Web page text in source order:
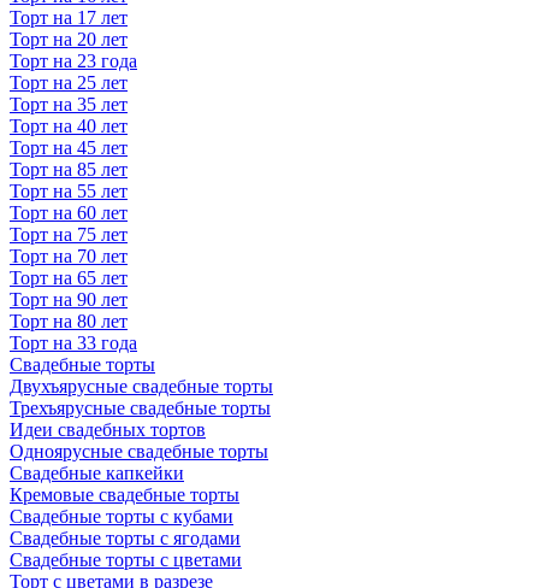
Торт на 17 лет
Торт на 20 лет
Торт на 23 года
Торт на 25 лет
Торт на 35 лет
Торт на 40 лет
Торт на 45 лет
Торт на 85 лет
Торт на 55 лет
Торт на 60 лет
Торт на 75 лет
Торт на 70 лет
Торт на 65 лет
Торт на 90 лет
Торт на 80 лет
Торт на 33 года
Свадебные торты
Двухъярусные свадебные торты
Трехъярусные свадебные торты
Идеи свадебных тортов
Одноярусные свадебные торты
Свадебные капкейки
Кремовые свадебные торты
Свадебные торты с кубами
Свадебные торты с ягодами
Свадебные торты с цветами
Торт с цветами в разрезе